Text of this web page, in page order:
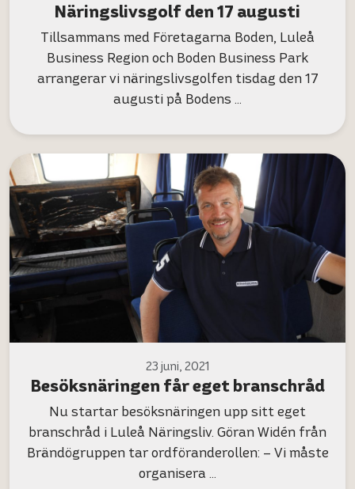
Näringslivsgolf den 17 augusti
Tillsammans med Företagarna Boden, Luleå
Business Region och Boden Business Park
arrangerar vi näringslivsgolfen tisdag den 17
augusti på Bodens …
23 juni, 2021
Besöksnäringen får eget branschråd
Nu startar besöksnäringen upp sitt eget
branschråd i Luleå Näringsliv. Göran Widén från
Brändögruppen tar ordföranderollen: – Vi måste
organisera …